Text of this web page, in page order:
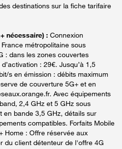
destinations sur la fiche tarifaire
nécessaire) : Connexion
métropolitaine sous
: dans les zones couvertes
: 29€. Jusqu’à 1,5
s en émission : débits maximum
de couverture 5G+ et en
Avec équipements
2,4 GHz et 5 GHz sous
bande 3,5 GHz, détails sur
compatibles. Forfaits Mobile
Home : Offre réservée aux
du client détenteur de l'offre 4G